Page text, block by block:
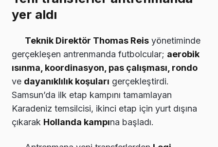
yer aldı
Teknik Direktör Thomas Reis yönetiminde
gerçekleşen antrenmanda futbolcular; aerobik
ısınma, koordinasyon, pas çalışması, rondo
ve dayanıklılık koşuları gerçekleştirdi.
Samsun’da ilk etap kampını tamamlayan
Karadeniz temsilcisi, ikinci etap için yurt dışına
çıkarak Hollanda kampına başladı.